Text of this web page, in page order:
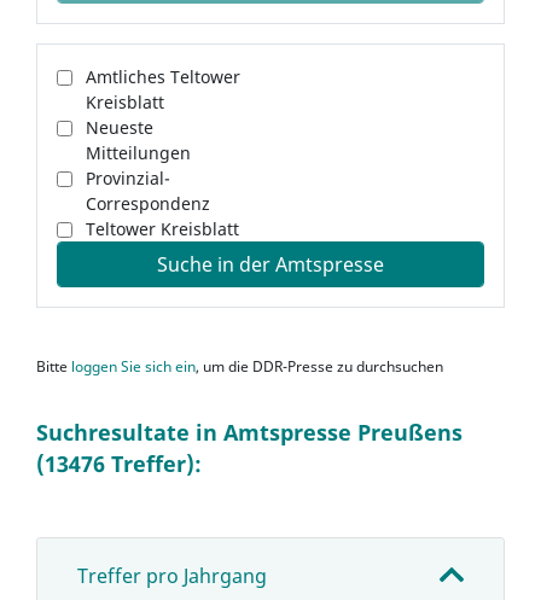
Amtliches Teltower
Kreisblatt
Neueste
Mitteilungen
Provinzial-
Correspondenz
Teltower Kreisblatt
Suche in der Amtspresse
Bitte loggen Sie sich ein, um die DDR-Presse zu durchsuchen
Suchresultate in Amtspresse Preußens
(13476 Treffer):
Treffer pro Jahrgang